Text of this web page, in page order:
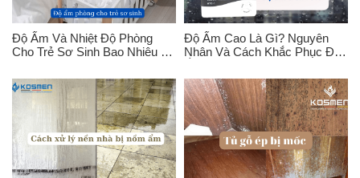
Độ Ẩm Và Nhiệt Độ Phòng
Cho Trẻ Sơ Sinh Bao Nhiêu Là
Độ Ẩm Cao Là Gì? Nguyên
Nhân Và Cách Khắc Phục Độ